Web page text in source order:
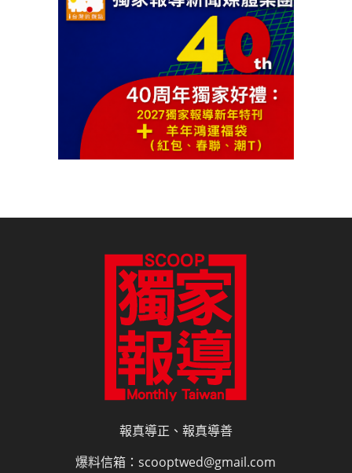
報真導正、報真導善
爆料信箱：scooptwed@gmail.com